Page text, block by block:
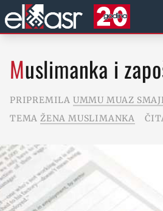
Muslimanka i
PRIPREMILA UMMU MUAZ
TEMA ŽENA MUSLIMANKA